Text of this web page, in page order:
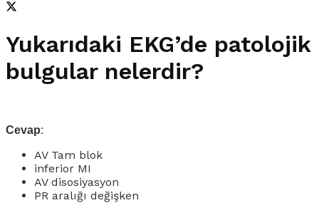
Yukarıdaki EKG’de patolojik
bulgular nelerdir?
Cevap:
AV Tam blok
inferior MI
AV disosiyasyon
PR aralığı değişken